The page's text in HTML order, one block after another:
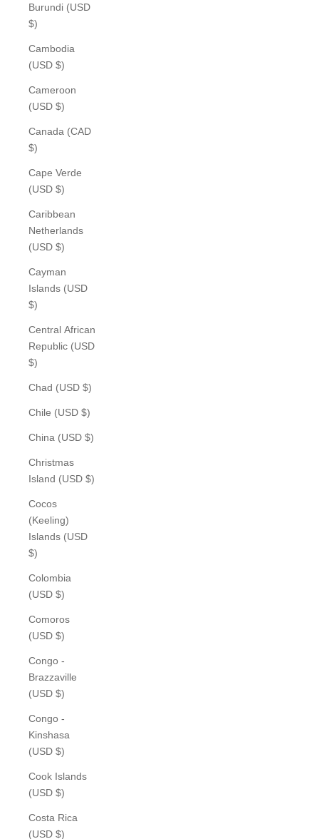
Burundi (USD
$)
Cambodia
(USD $)
Cameroon
(USD $)
Canada (CAD
$)
Cape Verde
(USD $)
Caribbean
Netherlands
(USD $)
Cayman
Islands (USD
$)
Central African
Republic (USD
$)
Chad (USD $)
Chile (USD $)
China (USD $)
Christmas
Island (USD $)
Cocos
(Keeling)
Islands (USD
$)
Colombia
(USD $)
Comoros
(USD $)
Congo -
Brazzaville
(USD $)
Congo -
Kinshasa
(USD $)
Cook Islands
(USD $)
Costa Rica
(USD $)